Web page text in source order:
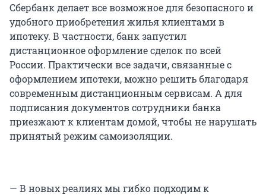
Сбербанк делает все возможное для безопасного и
удобного приобретения жилья клиентами в
ипотеку. В частности, банк запустил
дистанционное оформление сделок по всей
России. Практически все задачи, связанные с
оформлением ипотеки, можно решить благодаря
современным дистанционным сервисам. А для
подписания документов сотрудники банка
приезжают к клиентам домой, чтобы не нарушать
принятый режим самоизоляции.
— В новых реалиях мы гибко подходим к